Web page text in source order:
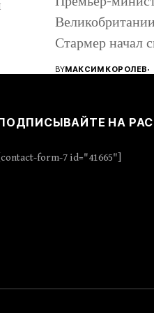
Стармер начал
визит в Киев,
BYМАКСИМ КОРОЛЕВ
НА
[contact-form-7 id="41665"]